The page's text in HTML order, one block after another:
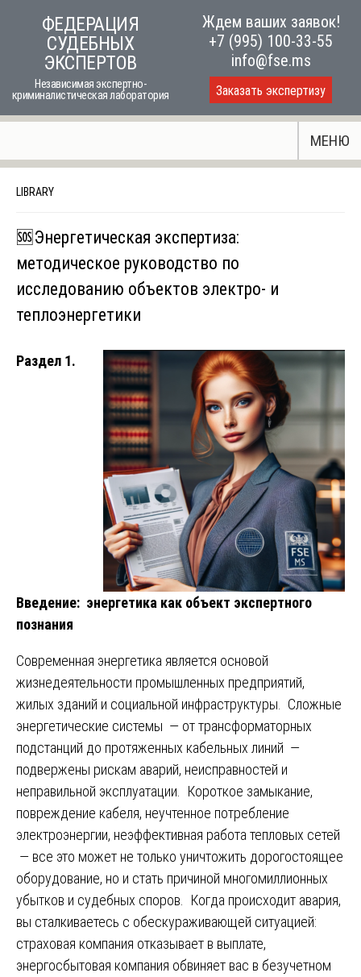
ФЕДЕРАЦИЯ
СУДЕБНЫХ
ЭКСПЕРТОВ
Независимая экспертно-
криминалистическая лаборатория
Ждем ваших заявок!
+7 (995) 100-33-55
info@fse.ms
Заказать экспертизу
МЕНЮ
LIBRARY
🆘Энергетическая экспертиза:
методическое руководство по
исследованию объектов электро- и
теплоэнергетики
Раздел 1.
Введение: энергетика как объект экспертного
познания
Современная энергетика является основой
жизнедеятельности промышленных предприятий,
жилых зданий и социальной инфраструктуры. Сложные
энергетические системы — от трансформаторных
подстанций до протяженных кабельных линий —
подвержены рискам аварий, неисправностей и
неправильной эксплуатации. Короткое замыкание,
повреждение кабеля, неучтенное потребление
электроэнергии, неэффективная работа тепловых сетей
— все это может не только уничтожить дорогостоящее
оборудование, но и стать причиной многомиллионных
убытков и судебных споров. Когда происходит авария,
вы сталкиваетесь с обескураживающей ситуацией:
страховая компания отказывает в выплате,
энергосбытовая компания обвиняет вас в безучетном